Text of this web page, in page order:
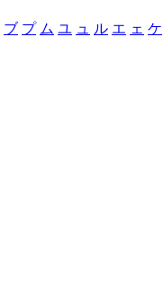
ブ プ ム ユ ュ ル エ ェ ケ